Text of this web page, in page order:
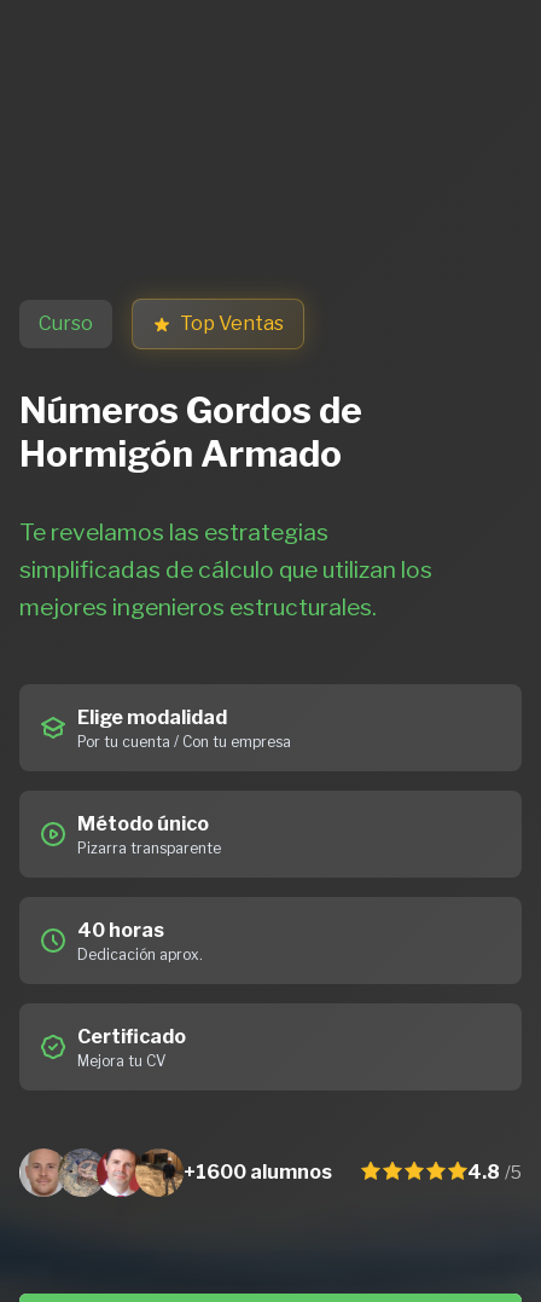
Curso Top Ventas
Números Gordos de
Hormigón Armado
Te revelamos las estrategias
simplificadas de cálculo que utilizan los
mejores ingenieros estructurales.
Elige modalidad
Por tu cuenta / Con tu empresa
Método único
Pizarra transparente
40 horas
Dedicación aprox.
Certificado
Mejora tu CV
+1600 alumnos 4.8 /5